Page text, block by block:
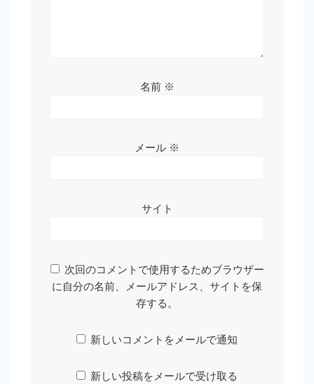
名前 ※
メール ※
サイト
次回のコメントで使用するためブラウザー
に自分の名前、メールアドレス、サイトを保
存する。
新しいコメントをメールで通知
新しい投稿をメールで受け取る